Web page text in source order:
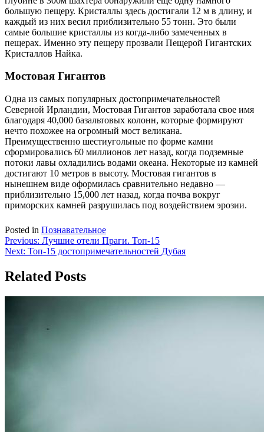
большую пещеру. Кристаллы здесь достигали 12 м в длину, и
каждый из них весил приблизительно 55 тонн. Это были
самые большие кристаллы из когда-либо замеченных в
пещерах. Именно эту пещеру прозвали Пещерой Гигантских
Кристаллов Найка.
Мостовая Гигантов
Одна из самых популярных достопримечательностей
Северной Ирландии, Мостовая Гигантов заработала свое имя
благодаря 40,000 базальтовых колонн, которые формируют
нечто похожее на огромный мост великана.
Преимущественно шестиугольные по форме камни
сформировались 60 миллионов лет назад, когда подземные
потоки лавы охладились водами океана. Некоторые из камней
достигают 10 метров в высоту. Мостовая гигантов в
нынешнем виде оформилась сравнительно недавно —
приблизительно 15,000 лет назад, когда почва вокруг
приморских камней разрушилась под воздействием эрозии.
Posted in Познавательное
Навигация
по
записям
Previous: Лучшие отели Праги. Топ-15
Next: Топ-15 достопримечательностей Дубая
Related Posts